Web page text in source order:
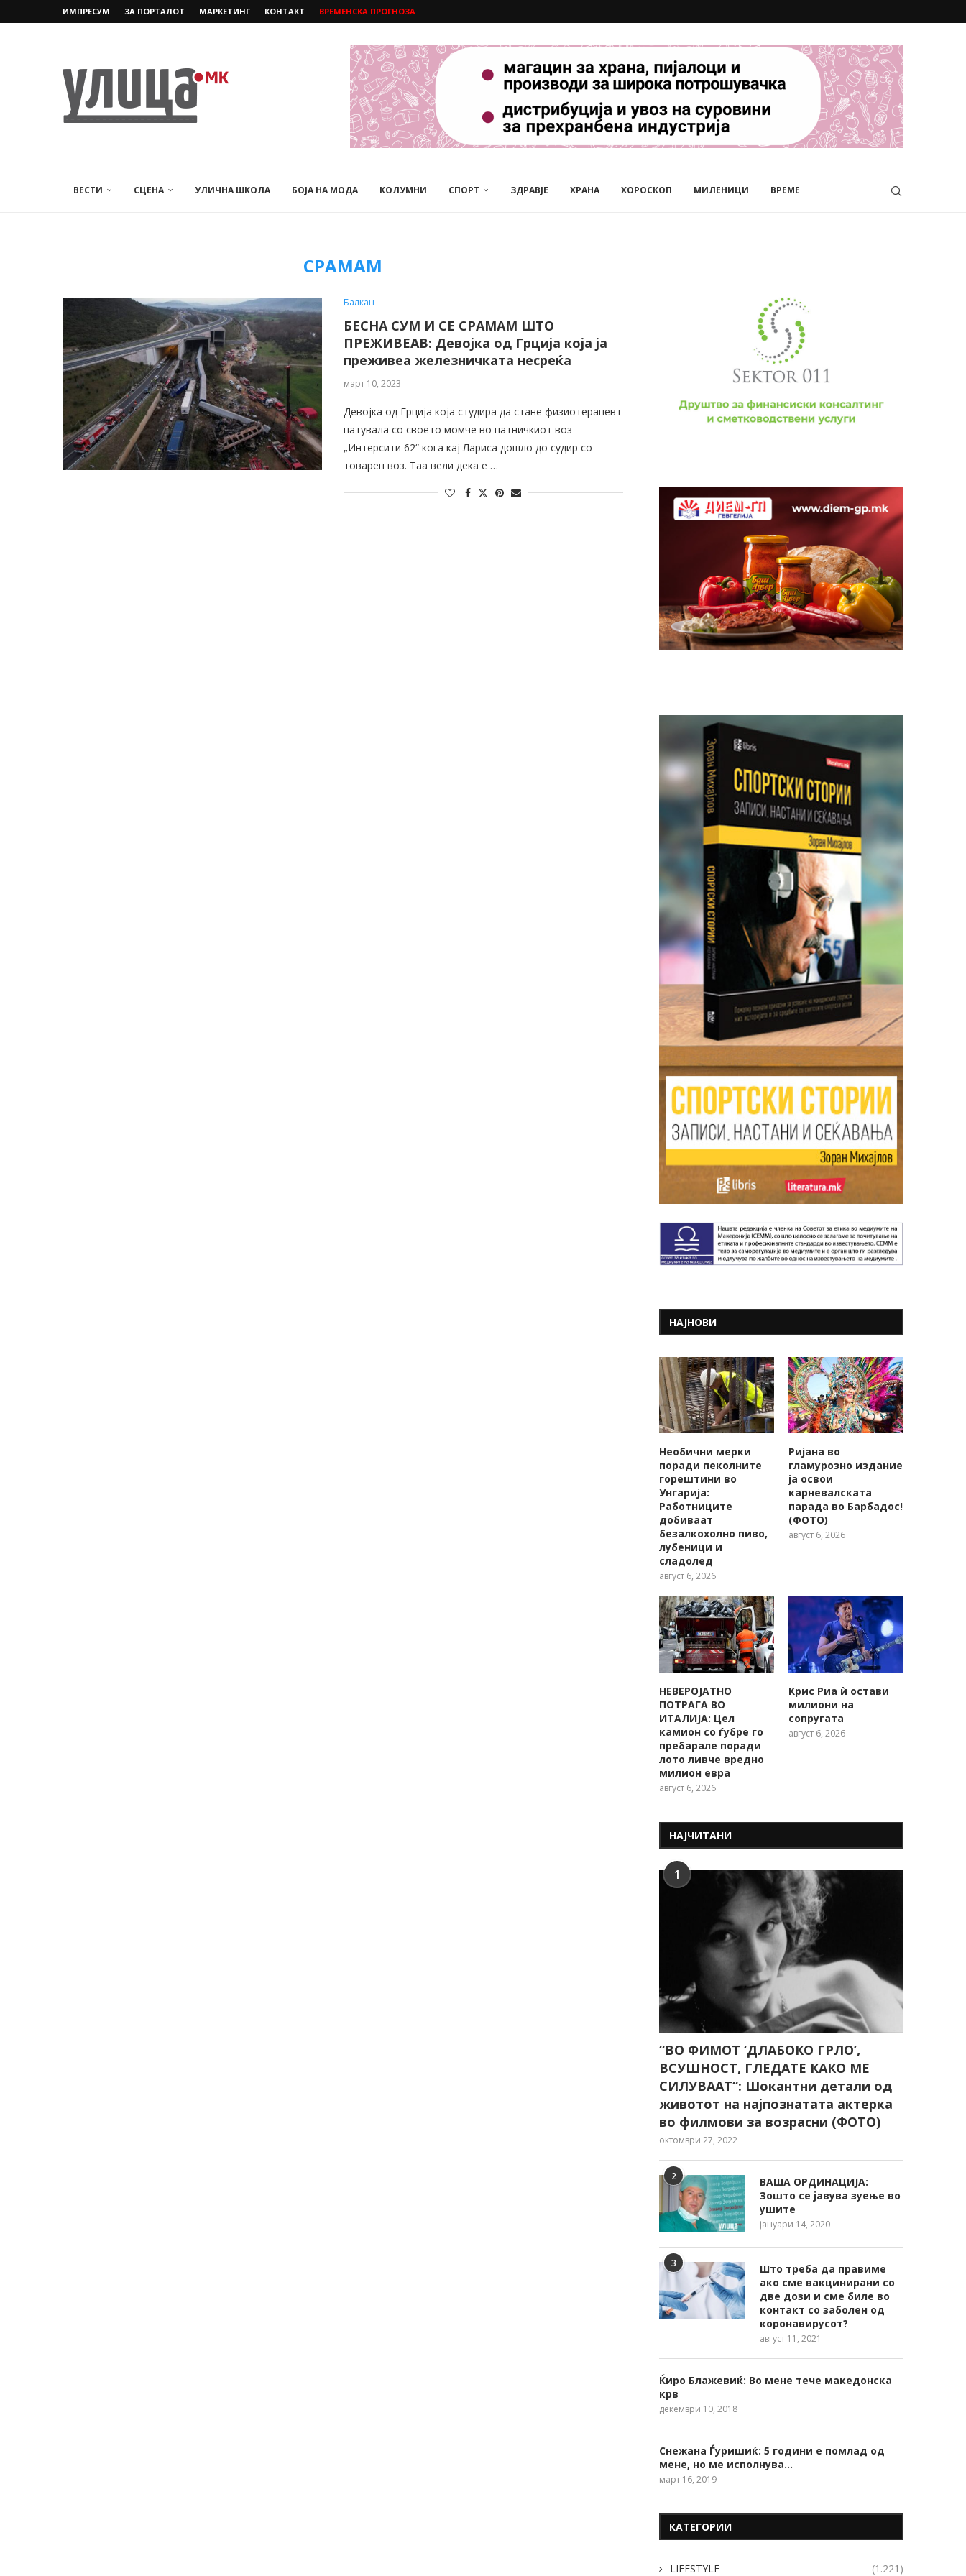
ИМПРЕСУМ ЗА ПОРТАЛОТ МАРКЕТИНГ КОНТАКТ ВРЕМЕНСКА ПРОГНОЗА
ВЕСТИ СЦЕНА УЛИЧНА ШКОЛА БОЈА НА МОДА КОЛУМНИ СПОРТ ЗДРАВЈЕ ХРАНА ХОРОСКОП МИЛЕНИЦИ ВРЕМЕ
СРАМАМ
Балкан
БЕСНА СУМ И СЕ СРАМАМ ШТО
ПРЕЖИВЕАВ: Девојка од Грција која ја
преживеа железничката несреќа
март 10, 2023
Девојка од Грција која студира да стане физиотерапевт
патувала со своето момче во патничкиот воз
„Интерсити 62“ кога кај Лариса дошло до судир со
товарен воз. Таа вели дека е …
НАЈНОВИ
Необични мерки
поради пеколните
горештини во
Унгарија:
Работниците
добиваат
безалкохолно пиво,
лубеници и
сладолед
август 6, 2026
Ријана во
гламурозно издание
ја освои
карневалската
парада во Барбадос!
(ФОТО)
август 6, 2026
НЕВЕРОЈАТНО
ПОТРАГА ВО
ИТАЛИЈА: Цел
камион со ѓубре го
пребарале поради
лото ливче вредно
милион евра
август 6, 2026
Крис Риа ѝ остави
милиони на
сопругата
август 6, 2026
НАЈЧИТАНИ
1
“ВО ФИМОТ ‘ДЛАБОКО ГРЛО’,
ВСУШНОСТ, ГЛЕДАТЕ КАКО МЕ
СИЛУВААТ“: Шокантни детали од
животот на најпознатата актерка
во филмови за возрасни (ФОТО)
октомври 27, 2022
2
ВАША ОРДИНАЦИЈА:
Зошто се јавува зуење во
ушите
јануари 14, 2020
3
Што треба да правиме
ако сме вакцинирани со
две дози и сме биле во
контакт со заболен од
коронавирусот?
август 11, 2021
Ќиро Блажевиќ: Во мене тече македонска
крв
декември 10, 2018
Снежана Ѓуришиќ: 5 години е помлад од
мене, но ме исполнува…
март 16, 2019
КАТЕГОРИИ
LIFESTYLE (1.221)